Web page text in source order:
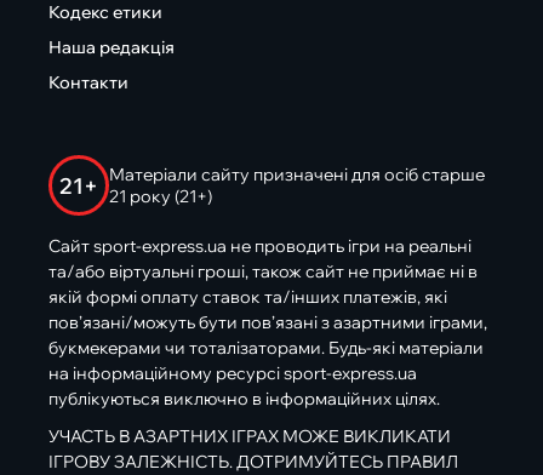
Кодекс етики
Наша редакція
Контакти
21+
Матеріали сайту призначені для осіб старше
21 року (21+)
Сайт sport-express.ua не проводить ігри на реальні
та/або віртуальні гроші, також сайт не приймає ні в
якій формі оплату ставок та/інших платежів, які
пов’язані/можуть бути пов’язані з азартними іграми,
букмекерами чи тоталізаторами. Будь-які матеріали
на інформаційному ресурсі sport-express.ua
публікуються виключно в інформаційних цілях.
УЧАСТЬ В АЗАРТНИХ ІГРАХ МОЖЕ ВИКЛИКАТИ
ІГРОВУ ЗАЛЕЖНІСТЬ. ДОТРИМУЙТЕСЬ ПРАВИЛ